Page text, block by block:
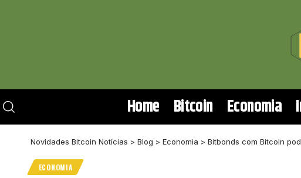
Home Bitcoin Economia
Novidades Bitcoin Notícias > Blog > Economia > Bitbonds com Bitcoin
ECONOMIA